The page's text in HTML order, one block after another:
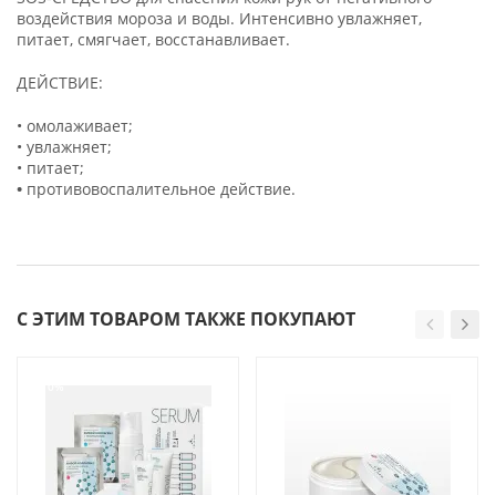
воздействия мороза и воды. Интенсивно увлажняет,
питает, смягчает, восстанавливает.
ДЕЙСТВИЕ:
• омолаживает;
• увлажняет;
• питает;
• противовоспалительное действие.
С ЭТИМ ТОВАРОМ ТАКЖЕ ПОКУПАЮТ